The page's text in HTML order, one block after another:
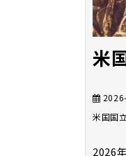
米
米国国
2026